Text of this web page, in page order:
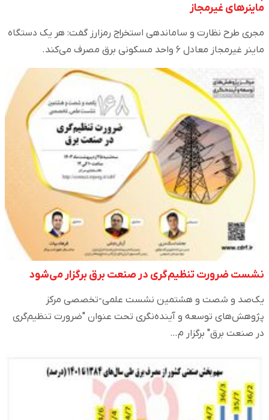
ماینرهای غیرمجاز
مجری طرح نظارت و ساماندهی استخراج رمزارز گفت: هر یک دستگاه
ماینر غیرمجاز معادل ۶ واحد مسکونی برق مصرف می‌کند.​​​​​​​
نشست ضرورت تنظیم‌گری در صنعت برق برگزار می‌شود
یک‌صد و شصت و هشتمین نشست علمی-تخصصی مرکز
پژوهش‌های توسعه و آینده‌نگری تحت عنوان "ضرورت تنظیم‌گری
در صنعت برق" برگزار م…